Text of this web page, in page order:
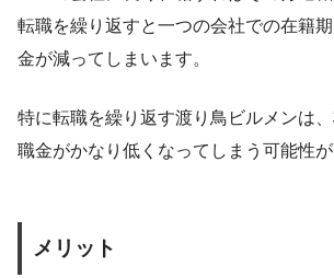
転職を繰り返すと一つの会社での在籍
金が減ってしまいます。
特に転職を繰り返す渡り鳥ビルメンは
職金がかなり低くなってしまう可能性が
メリット